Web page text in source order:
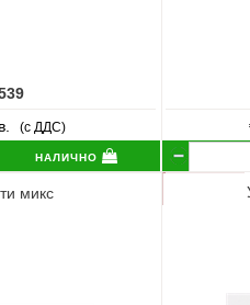
(с ДДС)
налично
микс